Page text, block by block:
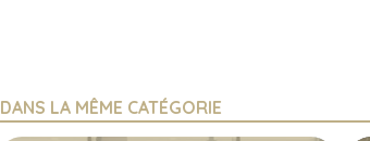
DANS LA MÊME CATÉGORIE